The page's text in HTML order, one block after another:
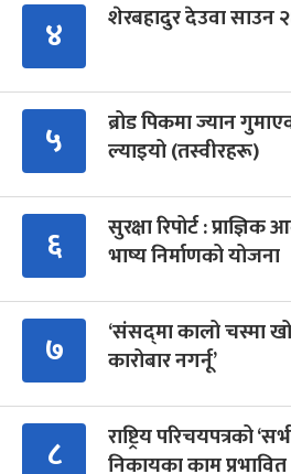
४ शेरबहादुर देउवा साउन
५
ब्रोड पिकमा ज्यान
ल्याइयो (तस्वीरहरू)
६
सुरक्षा रिपोर्ट :
भाष्य निर्माणको योजना
७
‘संसद्‍मा कालो चस्मा
कारोबार नगर्नू’
८
राष्ट्रिय परिचयपत्रको
निकायका काम प्रभावित